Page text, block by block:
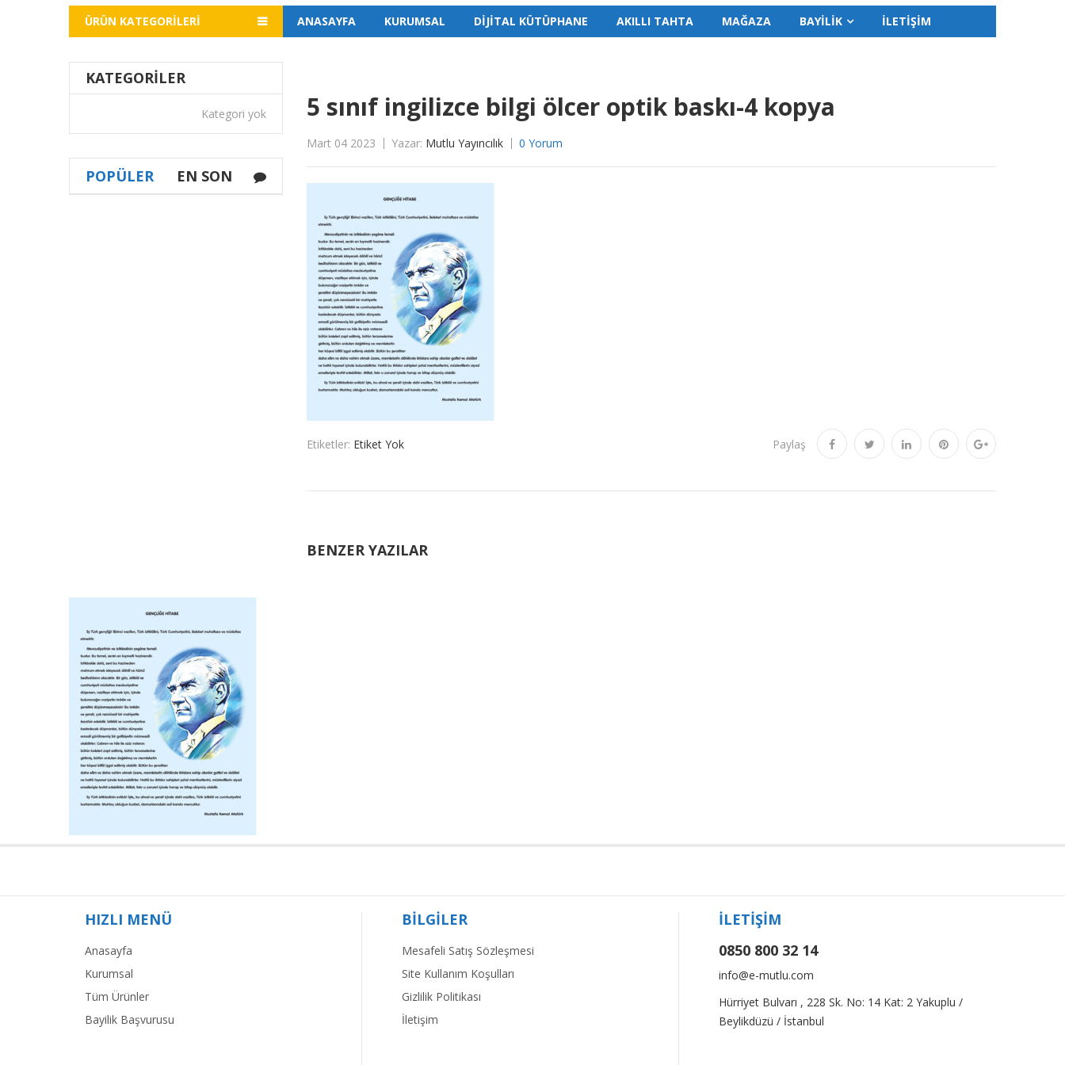
ÜRÜN KATEGORILERI ANASAYFA KURUMSAL DİJİTAL KÜTÜPHANE AKILLI TAHTA MAĞAZA BAYİLİK İLETİŞİM
KATEGORILER
Kategori yok
POPÜLER EN SON
5 sınıf ingilizce bilgi ölcer optik baskı-4 kopya
Mart 04 2023 Yazar: Mutlu Yayıncılık 0 Yorum
Etiketler: Etiket Yok Paylaş
BENZER YAZILAR
HIZLI MENÜ
Anasayfa
Kurumsal
Tüm Ürünler
Bayilik Başvurusu
BİLGİLER
Mesafeli Satış Sözleşmesi
Site Kullanım Koşulları
Gizlilik Politikası
İletişim
İLETİŞİM
0850 800 32 14
info@e-mutlu.com
Hürriyet Bulvarı , 228 Sk. No: 14 Kat: 2 Yakuplu /
Beylikdüzü / İstanbul